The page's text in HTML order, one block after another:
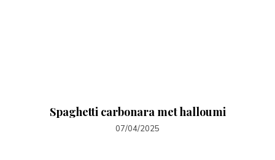
Spaghetti carbonara met halloumi
07/04/2025